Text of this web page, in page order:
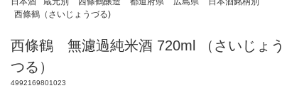
西條鶴（さいじょうづる)
西條鶴 無濾過純米酒 720ml （さいじょう
つる）
4992169801023